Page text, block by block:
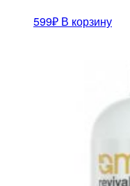
599₽ В корзину